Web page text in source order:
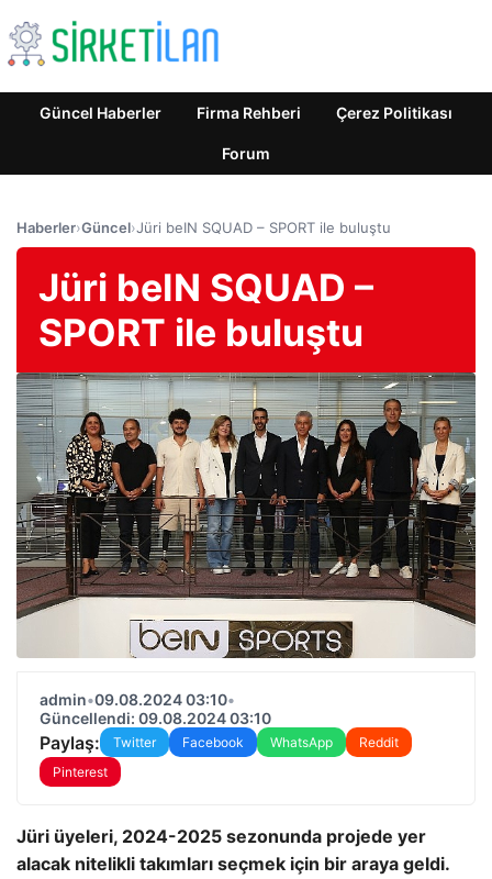
Güncel Haberler Firma Rehberi Çerez Politikası
Forum
Haberler›Güncel›Jüri beIN SQUAD – SPORT ile buluştu
Jüri beIN SQUAD –
SPORT ile buluştu
admin•09.08.2024 03:10•
Güncellendi: 09.08.2024 03:10
Paylaş: Twitter Facebook WhatsApp
Reddit
Pinterest
Jüri üyeleri, 2024-2025 sezonunda projede yer
alacak nitelikli takımları seçmek için bir araya geldi.